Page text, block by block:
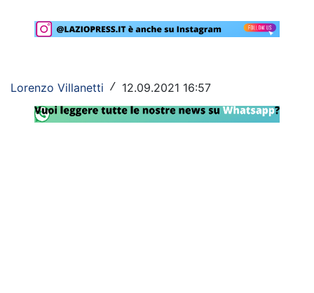
Primavera
Lazio Women
Rassegna Lazio
Lorenzo Villanetti / 12.09.2021 16:57